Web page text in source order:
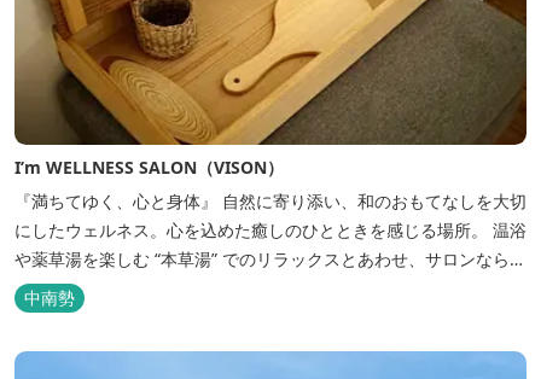
I’m WELLNESS SALON（VISON）
『満ちてゆく、心と身体』 自然に寄り添い、和のおもてなしを大切
にしたウェルネス。心を込めた癒しのひとときを感じる場所。 温浴
や薬草湯を楽しむ “本草湯” でのリラックスとあわせ、サロンならで
はの丁寧なケアで、日常の疲れやストレスを解きほぐす──。そん
な、心身を満たすひとときを、ここでゆっくりとお過ごしくださ
い...
中南勢